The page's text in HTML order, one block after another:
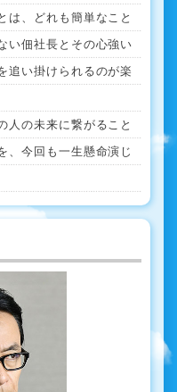
は、どれも簡単なこと
い佃社長とその心強い
追い掛けられるのが楽
人の未来に繋がること
、今回も一生懸命演じ